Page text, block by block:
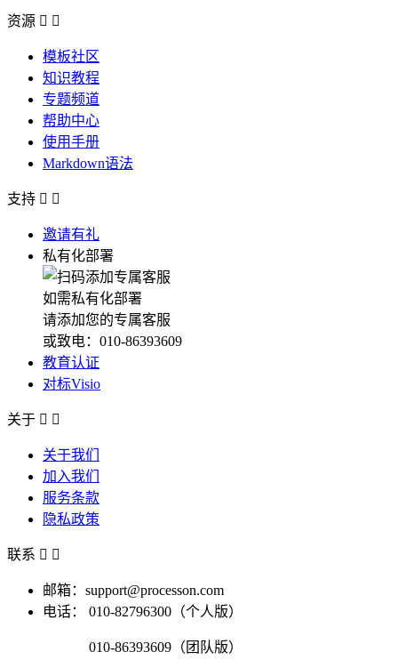
资源  
模板社区
知识教程
专题频道
帮助中心
使用手册
Markdown语法
支持  
邀请有礼
私有化部署
如需私有化部署
请添加您的专属客服
或致电：010-86393609
教育认证
对标Visio
关于  
关于我们
加入我们
服务条款
隐私政策
联系  
邮箱：support@processon.com
电话：
010-82796300（个人版）
010-86393609（团队版）